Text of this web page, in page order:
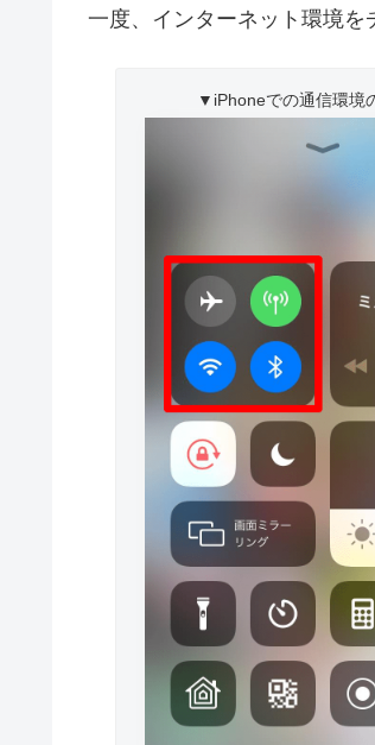
一度、インターネット環境を
▼iPhoneでの通信環境